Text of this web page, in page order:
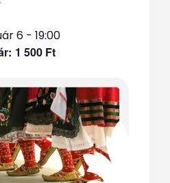
6 - 19:00
1 500 Ft